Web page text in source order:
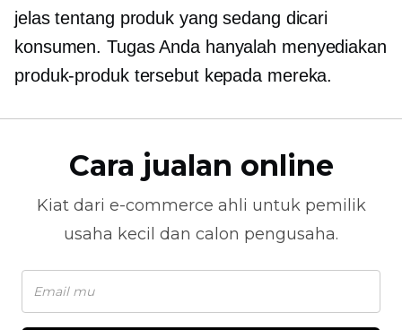
jelas tentang produk yang sedang dicari
konsumen. Tugas Anda hanyalah menyediakan
produk-produk tersebut kepada mereka.
Cara jualan online
Kiat dari e-commerce ahli untuk pemilik
usaha kecil dan calon pengusaha.